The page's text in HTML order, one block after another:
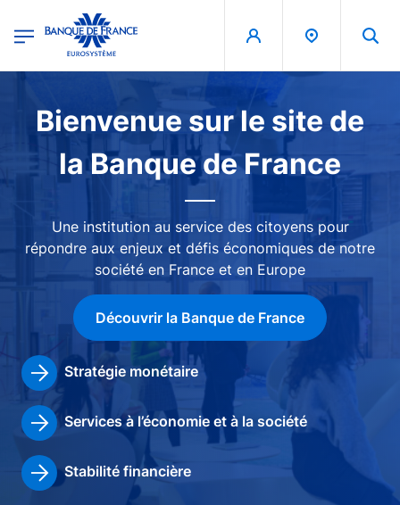
Banque de France - Menu Principal
Bienvenue sur le site de
la Banque de France
Une institution au service des citoyens pour
répondre aux enjeux et défis économiques de notre
société en France et en Europe
Découvrir la Banque de France
Stratégie monétaire
Services à l’économie et à la société
Stabilité financière